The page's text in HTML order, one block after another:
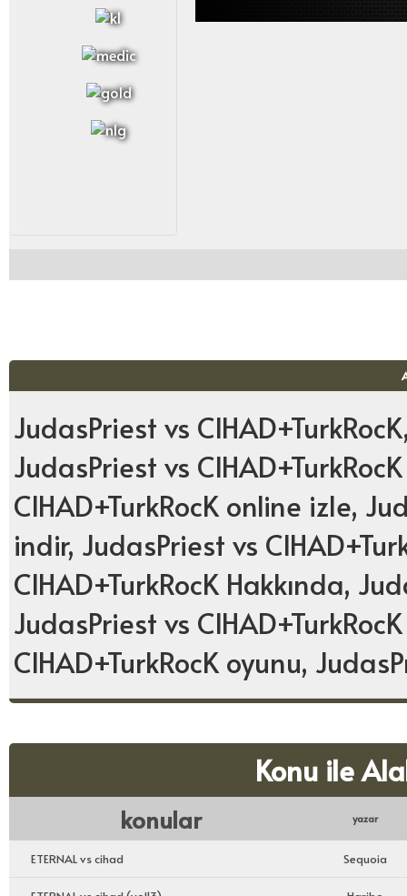
JudasPriest vs
JudasPriest vs
CIHAD+TurkRocK online izle,
indir, JudasPriest vs
CIHAD+TurkRocK Hakkında,
JudasPriest vs
CIHAD+TurkRocK oyunu,
Konu ile
konular yazar
ETERNAL vs cihad Sequoia